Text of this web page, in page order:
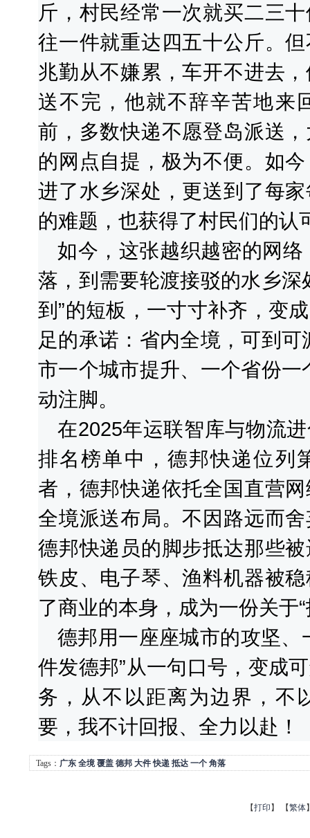
斤，村民经常一次就买二三
往一件就重达四五十公斤。
兆勤从不嫌累，车开不进去
送不完，他就不辞辛苦地来
前，多数快递不愿登岛派送
的网点自提，极为不便。如
进了水乡深处，更送到了每
的难题，也获得了村民们的认
如今，这张越织越密的网
落，到需要轮渡接驳的水乡深
到”的短板，一寸寸补齐，变
足的承诺：省内全境，可到
市一个城市提升、一个省份一
动注脚。
在2025年运联智库与物流
排名榜单中，德邦快递位列
者，德邦快递依托全国直营
全境派送布局。不因路远而
德邦快递员的脚步抵达那些
铁皮、电子琴、渔料机器被
了商业的本身，成为一份关于
德邦用一座座城市的攻坚、
件发德邦”从一句口号，变成
务，从不以距离为边界，不
要，我不计回报、全力以赴！
Tags： 广东 全境 覆盖 德邦 大件 快递 抵达 一个 角落
【打印 】 【繁体